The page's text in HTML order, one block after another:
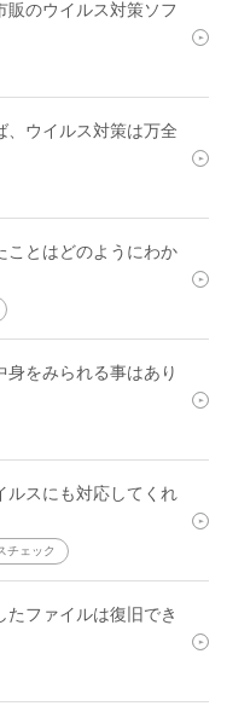
販のウイルス対策ソフ
、ウイルス対策は万全
ことはどのようにわか
をみられる事はあり
ルスにも対応してくれ
チェック
ファイルは復旧でき